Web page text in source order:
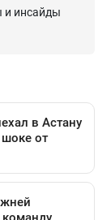
и инсайды